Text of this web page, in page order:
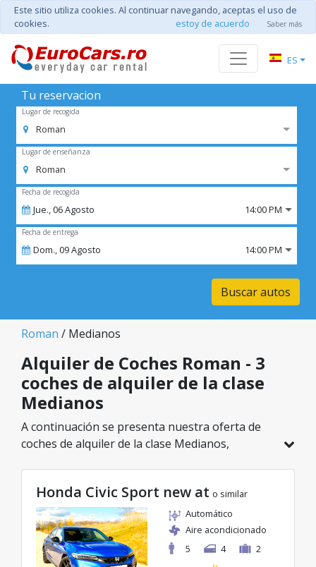
Este sitio utiliza cookies. Al continuar navegando, aceptas el uso de
cookies.
estoy de acuerdo Saber más
ES
Tu reservacion
Lugar de recogida
Roman
Lugar de enseñanza
Roman
Fecha de recogida
Jue.,06Agosto 14:00 PM
Fecha de entrega
Dom.,09Agosto 14:00 PM
Buscar autos
Roman / Medianos
Alquiler de Coches Roman - 3
coches de alquiler de la clase
Medianos
A continuación se presenta nuestra oferta de
coches de alquiler de la clase Medianos,
de la categoría seleccionada, con tarifas
excelentes desde solo 43€/día.
Honda Civic Sport new at o similar
Automático
Aire acondicionado
5
4 2